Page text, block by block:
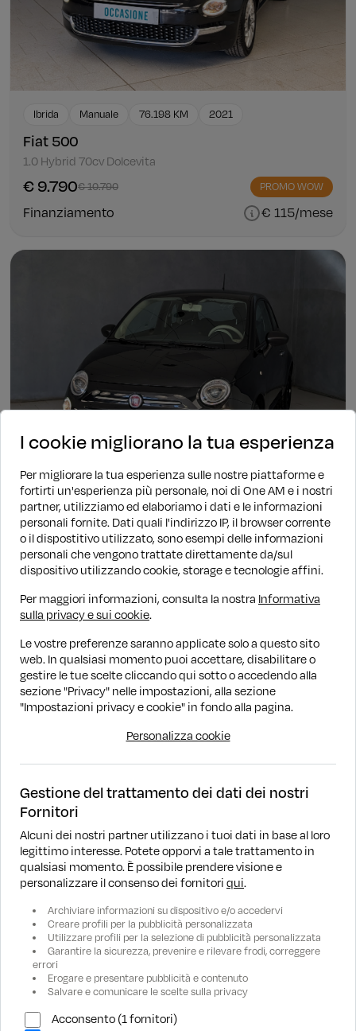
Ibrida Manuale 76.198 KM 2021
Fiat 500
1.0 Hybrid 70cv Dolcevita
€ 9.790€ 10.790 PROMO WOW
Finanziamento € 115/mese
Ibrida Manuale 42.317 KM 2023
Fiat 500
1.0 Hybrid 70cv Cult
€ 10.290 € 11.790 PROMO WOW
Finanziamento
1
DOVE SIAMO
ASSISTENZA
AZIENDA
I cookie migliorano la tua esperienza
Per migliorare la tua esperienza sulle nostre piattaforme e
fortirti un'esperienza più personale, noi di One AM e i nostri
partner, utilizziamo ed elaboriamo i dati e le informazioni
personali fornite. Dati quali l'indirizzo IP, il browser corrente
o il dispostitivo utilizzato, sono esempi delle informazioni
personali che vengono trattate direttamente da/sul
dispositivo utilizzando cookie, storage e tecnologie affini.
Per maggiori informazioni, consulta la nostra Informativa
sulla privacy e sui cookie.
Le vostre preferenze saranno applicate solo a questo sito
web. In qualsiasi momento puoi accettare, disabilitare o
gestire le tue scelte cliccando qui sotto o accedendo alla
sezione "Privacy" nelle impostazioni, alla sezione
"Impostazioni privacy e cookie" in fondo alla pagina.
Personalizza cookie
Gestione del trattamento dei dati dei nostri
Fornitori
Alcuni dei nostri partner utilizzano i tuoi dati in base al loro
legittimo interesse. Potete opporvi a tale trattamento in
qualsiasi momento. È possibile prendere visione e
personalizzare il consenso dei fornitoriqui.
Archiviare informazioni su dispositivo e/o accedervi
Creare profili per la pubblicità personalizzata
Utilizzare profili per la selezione di pubblicità personalizzata
Garantire la sicurezza, prevenire e rilevare frodi, correggere
errori
Erogare e presentare pubblicità e contenuto
Salvare e comunicare le scelte sulla privacy
Acconsento (1 fornitori)